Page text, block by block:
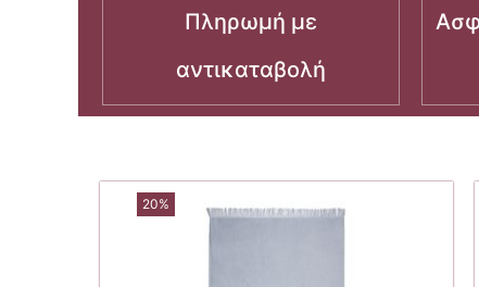
Πληρωμή με
αντικαταβολή
20%